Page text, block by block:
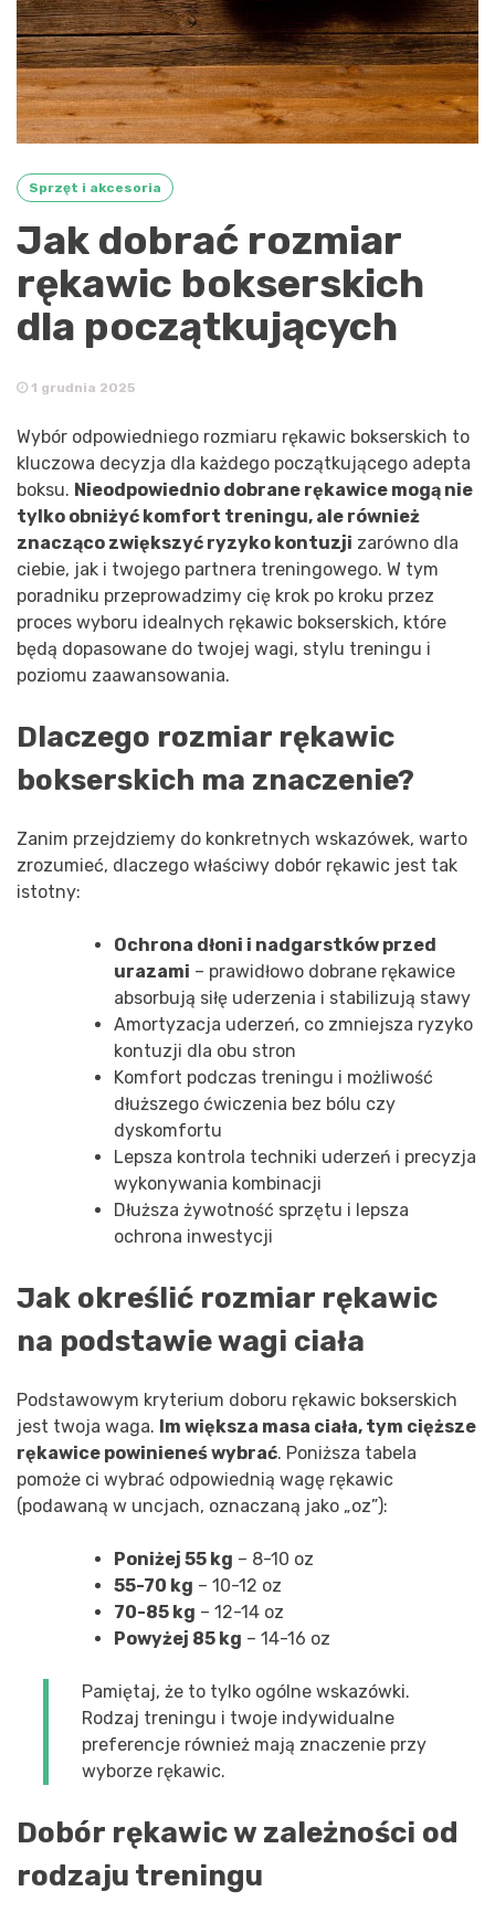
Sprzęt i akcesoria
Jak dobrać rozmiar
rękawic bokserskich
dla początkujących
1 grudnia 2025
Wybór odpowiedniego rozmiaru rękawic bokserskich to
kluczowa decyzja dla każdego początkującego adepta
boksu. Nieodpowiednio dobrane rękawice mogą nie
tylko obniżyć komfort treningu, ale również
znacząco zwiększyć ryzyko kontuzji zarówno dla
ciebie, jak i twojego partnera treningowego. W tym
poradniku przeprowadzimy cię krok po kroku przez
proces wyboru idealnych rękawic bokserskich, które
będą dopasowane do twojej wagi, stylu treningu i
poziomu zaawansowania.
Dlaczego rozmiar rękawic
bokserskich ma znaczenie?
Zanim przejdziemy do konkretnych wskazówek, warto
zrozumieć, dlaczego właściwy dobór rękawic jest tak
istotny:
Ochrona dłoni i nadgarstków przed
urazami – prawidłowo dobrane rękawice
absorbują siłę uderzenia i stabilizują stawy
Amortyzacja uderzeń, co zmniejsza ryzyko
kontuzji dla obu stron
Komfort podczas treningu i możliwość
dłuższego ćwiczenia bez bólu czy
dyskomfortu
Lepsza kontrola techniki uderzeń i precyzja
wykonywania kombinacji
Dłuższa żywotność sprzętu i lepsza
ochrona inwestycji
Jak określić rozmiar rękawic
na podstawie wagi ciała
Podstawowym kryterium doboru rękawic bokserskich
jest twoja waga. Im większa masa ciała, tym cięższe
rękawice powinieneś wybrać. Poniższa tabela
pomoże ci wybrać odpowiednią wagę rękawic
(podawaną w uncjach, oznaczaną jako „oz”):
Poniżej 55 kg – 8-10 oz
55-70 kg – 10-12 oz
70-85 kg – 12-14 oz
Powyżej 85 kg – 14-16 oz
Pamiętaj, że to tylko ogólne wskazówki.
Rodzaj treningu i twoje indywidualne
preferencje również mają znaczenie przy
wyborze rękawic.
Dobór rękawic w zależności od
rodzaju treningu